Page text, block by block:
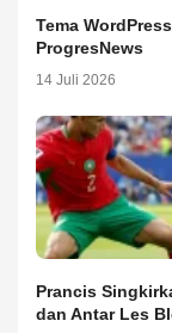
Tema
ProgresNews
14 Juli 2026
Prancis
dan Antar Les